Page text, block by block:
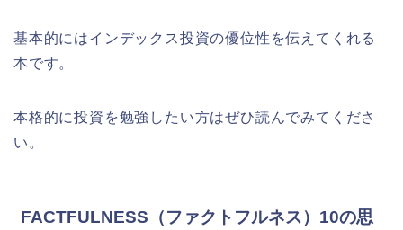
基本的にはインデックス投資の優位性を伝えてくれる
本です。
本格的に投資を勉強したい方はぜひ読んでみてくださ
い。
FACTFULNESS（ファクトフルネス）10の思